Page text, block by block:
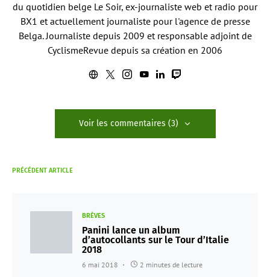
du quotidien belge Le Soir, ex-journaliste web et radio pour
BX1 et actuellement journaliste pour l'agence de presse
Belga. Journaliste depuis 2009 et responsable adjoint de
CyclismeRevue depuis sa création en 2006
Voir les commentaires (3)
PRÉCÉDENT ARTICLE
BRÈVES
Panini lance un album
d’autocollants sur le Tour d’Italie
2018
6 mai 2018 2 minutes de lecture